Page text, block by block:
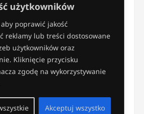
użytkowników
poprawić jakość
reklamy lub treści dostosowane
użytkowników oraz
Kliknięcie przycisku
zgodę na wykorzystywanie
Akceptuj wszystko
wnętrz
ściana bez generalnego
– jak odmienić wnętrze w
sponsorowane